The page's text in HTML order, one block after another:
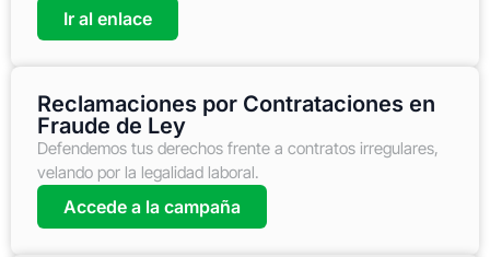
Ir al enlace
Reclamaciones por Contrataciones en
Fraude de Ley
Defendemos tus derechos frente a contratos irregulares,
velando por la legalidad laboral.
Accede a la campaña